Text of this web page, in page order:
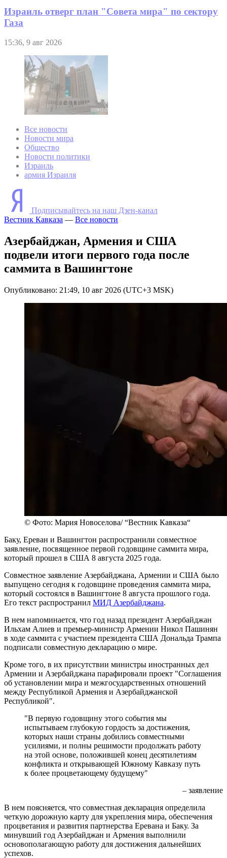
Израиль отверг план "Совета мира" по сектору
Газа
15:36, 9 авг 2026
Все новости
Новости мира
Общество
Новости политики
Израиль
армия Израиля
Подписывайтесь на наш Дзен-канал
Вестник Кавказа — Все новости
Азербайджан, Армения и США
подвели итоги первого года после
саммита в Вашингтоне
Опубликовано: 21:49, 10 авг 2026 (UTC+3 MSK)
© Фото: Мария Новоселова/ “Вестник Кавказа“
Баку, Ереван и Вашингтон распространили совместное
заявление, посвященное первой годовщине саммита мира,
который прошел в США 8 августа 2025 года.
Совместное заявление Азербайджана, Армении и США было
выпущено сегодня к годовщине проведения саммита мира,
который состоялся в Вашингтоне 8 августа прошлого года.
Его текст распространил МИД Азербайджана.
В нем напоминается, что год назад президент Азербайджан
Ильхам Алиев и премьер-министр Армении Никол Пашинян
в ходе саммита с участием президента США Дональда Трампа
подписали совместную декларацию о мире.
Кроме того, в их присутствии министры иностранных дел
Армении и Азербайджана парафировали проект "Соглашения
об установлении мира и межгосударственных отношений
между Республикой Армения и Азербайджанской
Республикой".
"В первую годовщину этого события мы
испытываем глубокую гордость за достижения,
которых наши страны добились совместными
усилиями, и полны решимости продолжать работу
на этой основе, положившей конец десятилетиям
конфликта и открывающей Южному Кавказу путь
к более процветающему будущему"
– заявление
В нем поясняется, что совместная декларация определила
четкую дорожную карту для укрепления мира, обеспечения
процветания и развития партнерства Еревана и Баку. За
минувший год Азербайджан и Армения выполнили
основополагающую работу для достижения дальнейших
успехов.